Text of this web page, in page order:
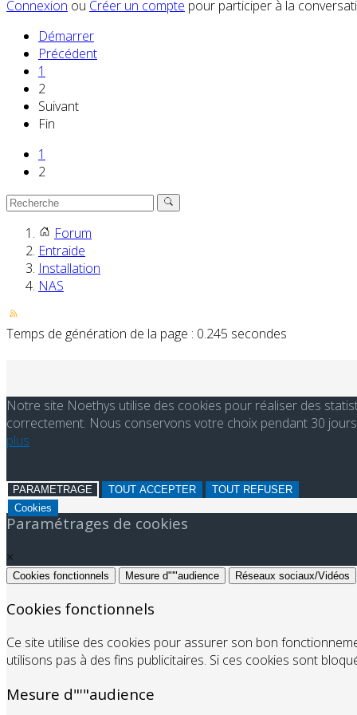
Connexion ou Créer un compte pour participer à la
Démarrer
Précédent
1
2
Suivant
Fin
1
2
Forum
Entraide
Installation
NAS
Temps de génération de la page : 0.245 secondes
Notre site Noethys utilise des cookies pour réaliser des
correctement. Nous conservons votre choix pendant 30
plus
PARAMETRAGE TOUT ACCEPTER
TOUT REFUSER
Cookies
Paramétrages de cookies
×
Cookies fonctionnels Mesure d"'"audience Réseaux sociaux/Vidéos
Cookies fonctionnels
Ce site utilise des cookies pour assurer son bon
utilisons pas à des fins publicitaires. Si ces cookies sont
Mesure d"'"audience